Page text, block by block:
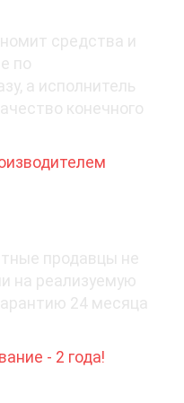
средства и
по
а исполнитель
конечного
продавцы не
на реализуемую
24 месяца
- 2 года!